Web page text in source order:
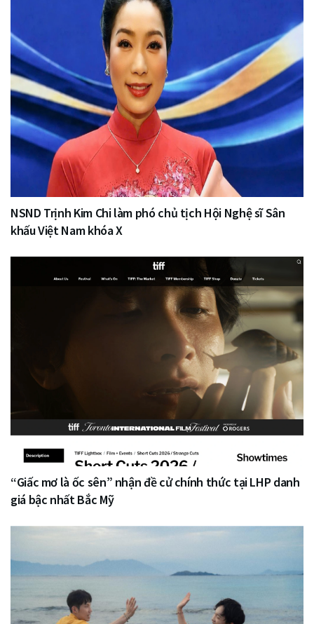
NSND Trịnh Kim Chi làm phó chủ tịch Hội Nghệ sĩ Sân
khấu Việt Nam khóa X
“Giấc mơ là ốc sên” nhận đề cử chính thức tại LHP danh
giá bậc nhất Bắc Mỹ